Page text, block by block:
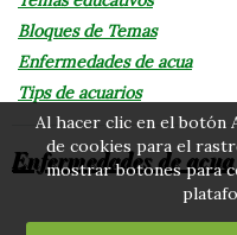
Bloques de Temas
Enfermedades de acua
Tips de acuarios
Enfermedades de acua
Al hacer clic en el botón
de cookies para el
mostrar botones para